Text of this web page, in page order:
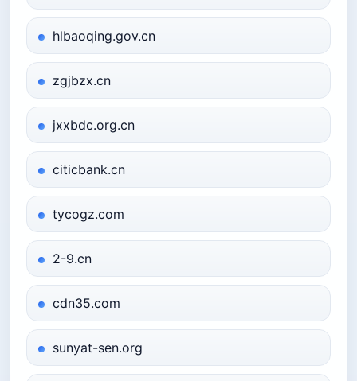
hlbaoqing.gov.cn
zgjbzx.cn
jxxbdc.org.cn
citicbank.cn
tycogz.com
2-9.cn
cdn35.com
sunyat-sen.org